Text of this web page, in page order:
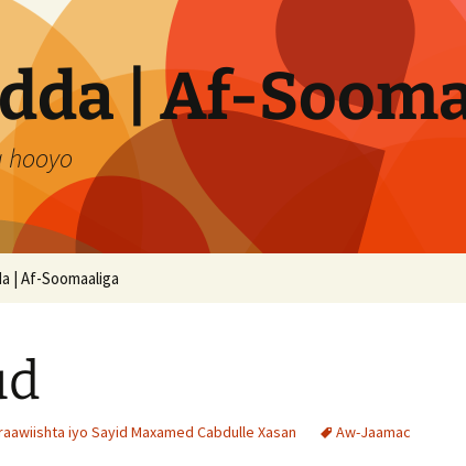
| Af-
| Af-Soomaaliga
iyo Sayid Maxamed Cabdulle Xasan
Aw-Jaamac